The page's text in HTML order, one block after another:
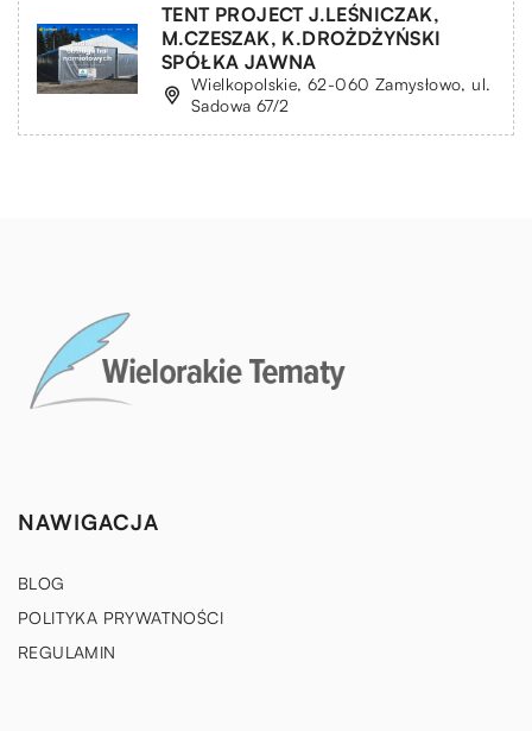
TENT PROJECT J.LEŚNICZAK,
M.CZESZAK, K.DROŻDŻYŃSKI
SPÓŁKA JAWNA
Wielkopolskie, 62-060 Zamysłowo, ul.
Sadowa 67/2
NAWIGACJA
BLOG
POLITYKA PRYWATNOŚCI
REGULAMIN